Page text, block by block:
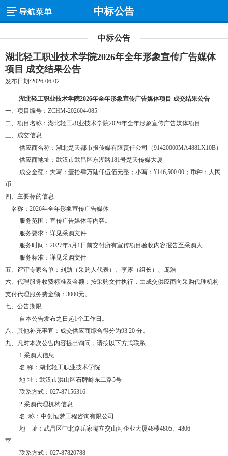
中标公告
中标公告
湖北轻工职业技术学院2026年全年形象宣传广告媒体
项目 成交结果公告
发布日期:2026-06-02
湖北轻工职业技术学院2026年全年形象宣传广告媒体项目 成交结果公告
一、项目编号 ： ZCHM-202604-085
二、项目名称：湖北轻工职业技术学院2026年全年形象宣传广告媒体项目
三、成交信息
供应商名称：湖北楚天都市报传媒有限责任公司（91420000MA488LX10B）
供应商地址：武汉市武昌区东湖路181号楚天传媒大厦
成交金额：大写 ： 壹拾肆万陆仟伍佰元整 ； 小写： ¥146,500.00；币种：人民
币
四、主要标的信息
名称： 2026年全年形象宣传广告媒体
服务范围：宣传广告媒体等内容。
服务要求：详见采购文件
服务时间： 2027年5月1日前交付所有宣传项目验收内容报告至采购人
服务标准：详见采购文件
五、评审专家名单：刘勋（采购人代表）、李露（组长）、庞浩
六、代理服务收费标准及金额：按采购文件执行，由成交供应商向采购代理机构
支付代理服务费金额： 3000元。
七、公告期限
自本公告发布之日起1个工作日。
八、其他补充事宜 ：成交供应商综合得分为93.20 分。
九、凡对本次公告内容提出询问，请按以下方式联系
1.采购人信息
名 称：湖北轻工职业技术学院
地 址：武汉市洪山区石牌岭东二路5号
联系方式：027-87156316
2.采购代理机构信息
名 称： 中创恒梦工程咨询有限公司
地 址：武昌区中北路岳家嘴立交山河企业大厦48楼4805、4806
室
联系方式： 027-87820788